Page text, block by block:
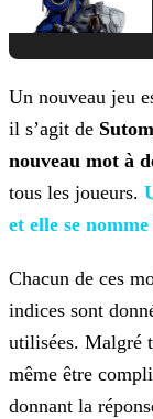
Un nouveau jeu
il s’agit de Sutom
nouveau mot à
tous les joueurs.
et elle se
Chacun de ces
indices sont
utilisées. Malgré
même être
donnant la